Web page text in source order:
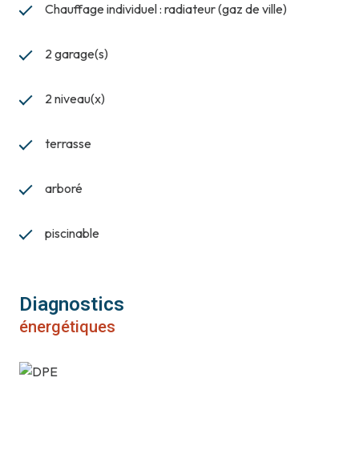
Chauffage individuel : radiateur (gaz de ville)
2 garage(s)
2 niveau(x)
terrasse
arboré
piscinable
Diagnostics
énergétiques